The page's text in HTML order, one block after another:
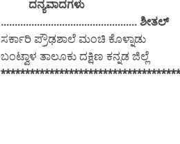
ದನ್ಯವಾದಗಳು
................................................. ಶೀತಲ್
ಸರ್ಕಾರಿ ಪ್ರೌಢಶಾಲೆ ಮಂಚಿ ಕೊಳ್ನಾಡು
ಬಂಟ್ವಾಳ ತಾಲೂಕು ದಕ್ಷಿಣ ಕನ್ನಡ ಜಿಲ್ಲೆ